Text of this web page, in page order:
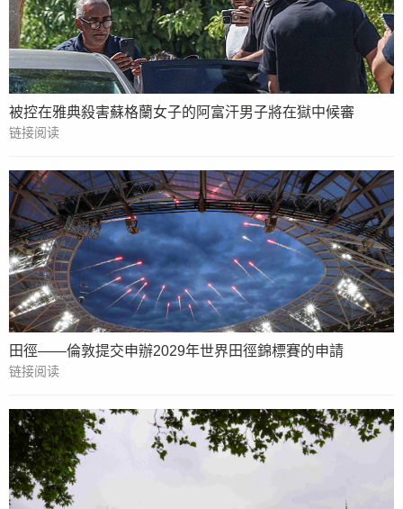
被控在雅典殺害蘇格蘭女子的阿富汗男子將在獄中候審
链接阅读
田徑——倫敦提交申辦2029年世界田徑錦標賽的申請
链接阅读